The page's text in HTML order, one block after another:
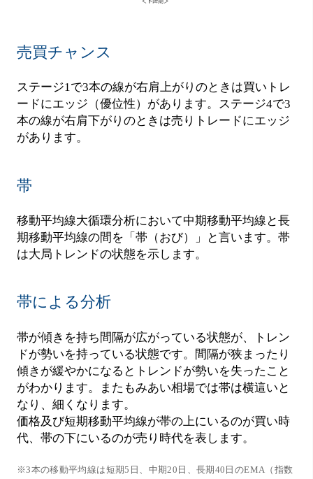
売買チャンス
ステージ1で3本の線が右肩上がりのときは買いトレ
ードにエッジ（優位性）があります。ステージ4で3
本の線が右肩下がりのときは売りトレードにエッジ
があります。
帯
移動平均線大循環分析において中期移動平均線と長
期移動平均線の間を「帯（おび）」と言います。帯
は大局トレンドの状態を示します。
帯による分析
帯が傾きを持ち間隔が広がっている状態が、トレン
ドが勢いを持っている状態です。間隔が狭まったり
傾きが緩やかになるとトレンドが勢いを失ったこと
がわかります。またもみあい相場では帯は横這いと
なり、細くなります。
価格及び短期移動平均線が帯の上にいるのが買い時
代、帯の下にいるのが売り時代を表します。
※3本の移動平均線は短期5日、中期20日、長期40日のEMA（指数